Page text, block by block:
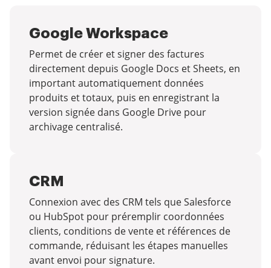
Google Workspace
Permet de créer et signer des factures
directement depuis Google Docs et Sheets, en
important automatiquement données
produits et totaux, puis en enregistrant la
version signée dans Google Drive pour
archivage centralisé.
CRM
Connexion avec des CRM tels que Salesforce
ou HubSpot pour préremplir coordonnées
clients, conditions de vente et références de
commande, réduisant les étapes manuelles
avant envoi pour signature.